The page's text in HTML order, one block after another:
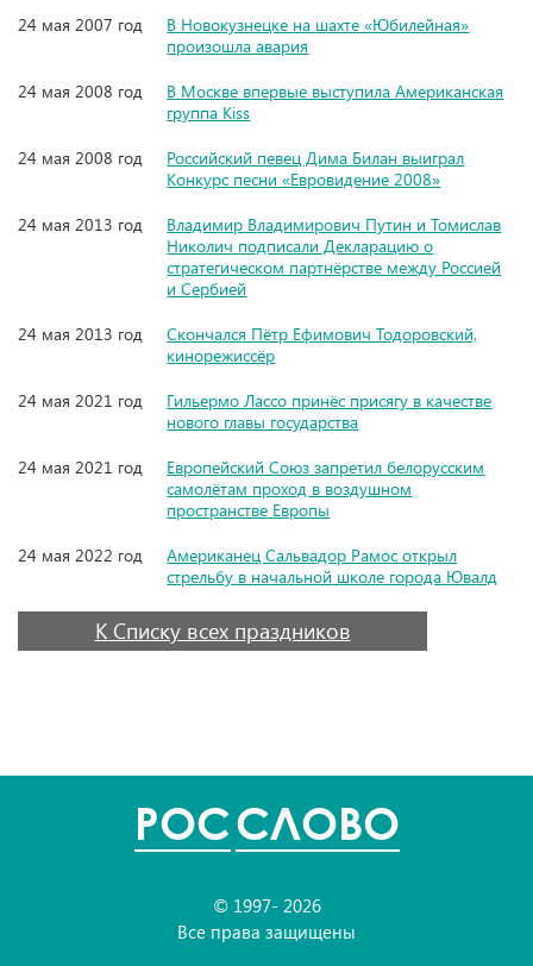
24 мая 2007 год
В Новокузнецке на шахте «Юбилейная»
произошла авария
24 мая 2008 год
В Москве впервые выступила Американская
группа Kiss
24 мая 2008 год
Российский певец Дима Билан выиграл
Конкурс песни «Евровидение 2008»
24 мая 2013 год
Владимир Владимирович Путин и Томислав
Николич подписали Декларацию о
стратегическом партнёрстве между Россией
и Сербией
24 мая 2013 год
Скончался Пётр Ефимович Тодоровский,
кинорежиссёр
24 мая 2021 год
Гильермо Лассо принёс присягу в качестве
нового главы государства
24 мая 2021 год
Европейский Союз запретил белорусским
самолётам проход в воздушном
пространстве Европы
24 мая 2022 год
Американец Сальвадор Рамос открыл
стрельбу в начальной школе города Ювалд
К Списку всех праздников
POCСЛОВО
© 1997- 2026
Все права защищены